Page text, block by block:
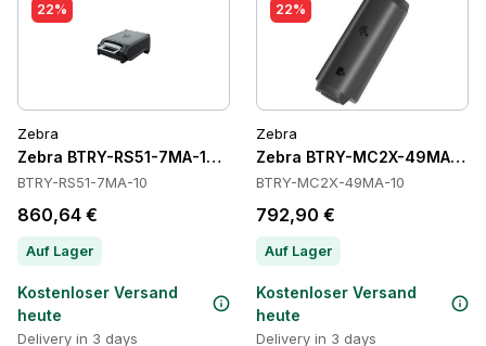
22%
Zebra
Zebra BTRY-RS51-7MA-10 Batteries
BTRY-RS51-7MA-10
860,64 €
Auf Lager
Kostenloser Versand
heute
Delivery in 3 days
22%
Zebra
Zebra BTRY-MC2X-49MA-10
BTRY-MC2X-49MA-10
792,90 €
Auf Lager
Kostenloser Versand
heute
Delivery in 3 days